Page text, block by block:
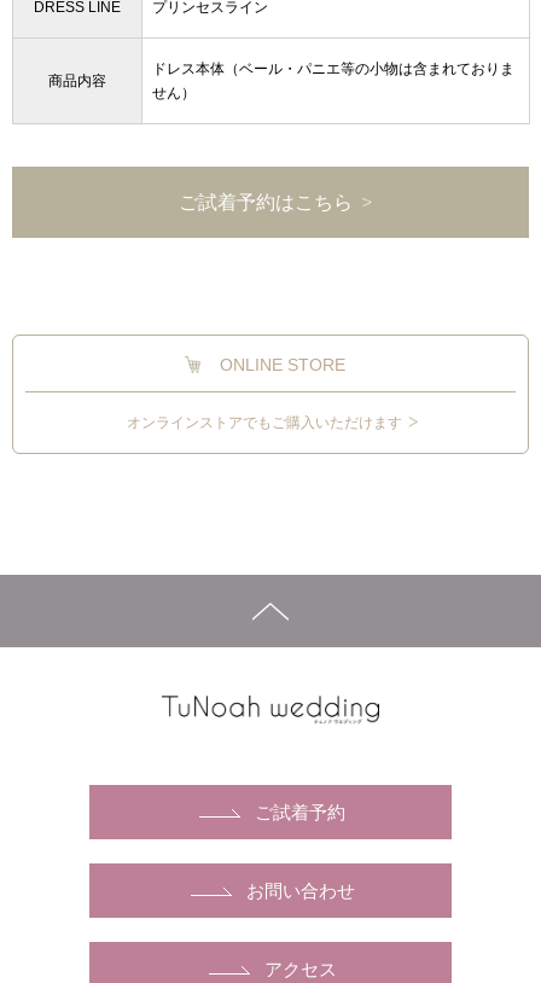
DRESS LINE プリンセスライン
商品内容
ドレス本体（ベール・パニエ等の小物は含まれておりま
せん）
ご試着予約はこちら
ONLINE STORE
オンラインストアでもご購入いただけます
ご試着予約
お問い合わせ
アクセス